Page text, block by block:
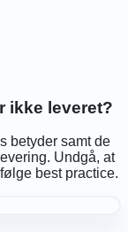
ikke leveret?
betyder samt de
Undgå, at
best practice.